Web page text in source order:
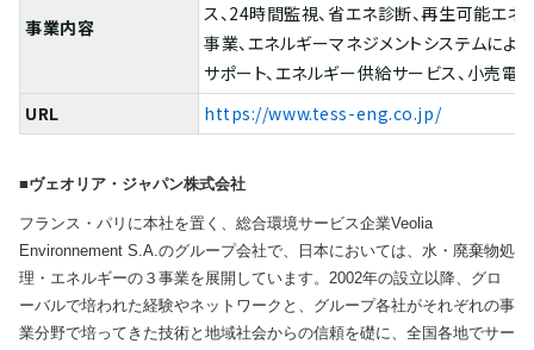
事業内容
ス、24時間監視、省エネ診断、再生可能エネ
事業、エネルギーマネジメントシステムによ
サポート、エネルギー供給サービス、小売電
URL
https://www.tess-eng.co.jp/
■ヴェオリア・ジャパン株式会社
フランス・パリに本社を置く、総合環境サービス企業Veolia
Environnement S.A.のグループ会社で、日本においては、水・廃棄物処
理・エネルギーの３事業を展開しています。2002年の設立以降、グロ
ーバルで培われた経験やネットワークと、グループ各社がそれぞれの事
業分野で培ってきた技術と地域社会からの信頼を礎に、全国各地でサー